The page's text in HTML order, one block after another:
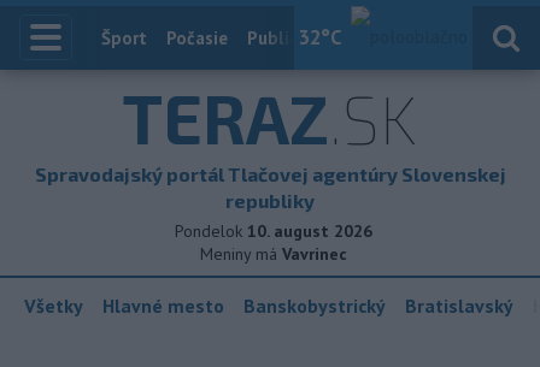
32°C
Index
Šport Počasie Publicistika
TERAZ.SK
Spravodajský portál Tlačovej agentúry Slovenskej
republiky
Pondelok 10. august 2026
Meniny má Vavrinec
Všetky Hlavné mesto Banskobystrický Bratislavský